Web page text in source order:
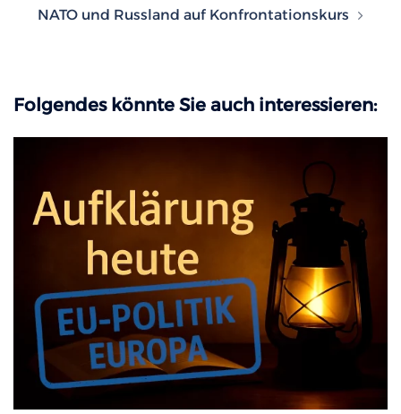
NATO und Russland auf Konfrontationskurs
Folgendes könnte Sie auch interessieren: